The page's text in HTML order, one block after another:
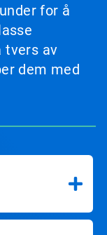
for å
tvers av
dem med